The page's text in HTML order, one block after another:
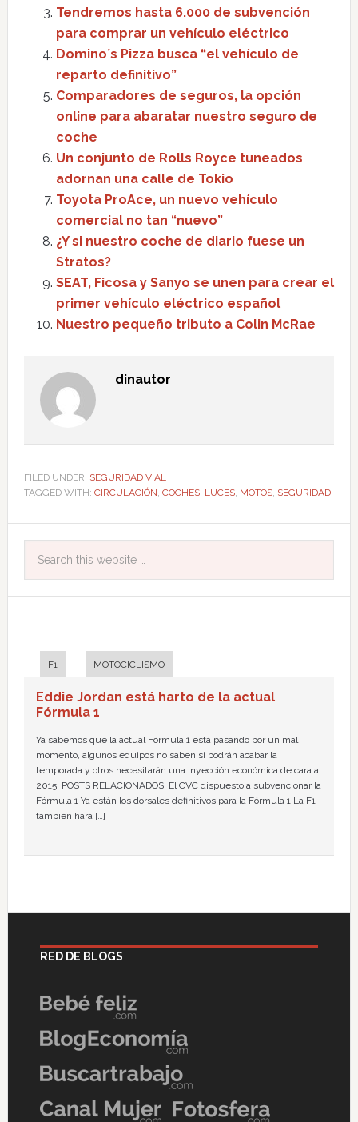
Tendremos hasta 6.000 de subvención
para comprar un vehículo eléctrico
Domino´s Pizza busca “el vehículo de
reparto definitivo”
Comparadores de seguros, la opción
online para abaratar nuestro seguro de
coche
Un conjunto de Rolls Royce tuneados
adornan una calle de Tokio
Toyota ProAce, un nuevo vehículo
comercial no tan “nuevo”
¿Y si nuestro coche de diario fuese un
Stratos?
SEAT, Ficosa y Sanyo se unen para crear el
primer vehículo eléctrico español
Nuestro pequeño tributo a Colin McRae
dinautor
FILED UNDER: SEGURIDAD VIAL
TAGGED WITH: CIRCULACIÓN COCHES, LUCES, MOTOS, SEGURIDAD
F1 MOTOCICLISMO
Eddie Jordan está harto de la actual
Fórmula 1
Ya sabemos que la actual Fórmula 1 está pasando por un mal
momento, algunos equipos no saben si podrán acabar la
temporada y otros necesitarán una inyección económica de cara a
2015. POSTS RELACIONADOS: El CVC dispuesto a subvencionar la
Fórmula 1 Ya están los dorsales definitivos para la Fórmula 1 La F1
también hará […]
RED DE BLOGS